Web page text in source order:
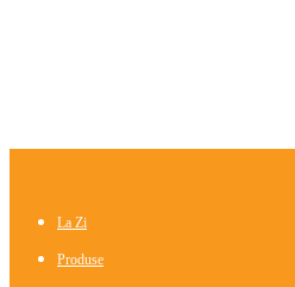
La Zi
Produse